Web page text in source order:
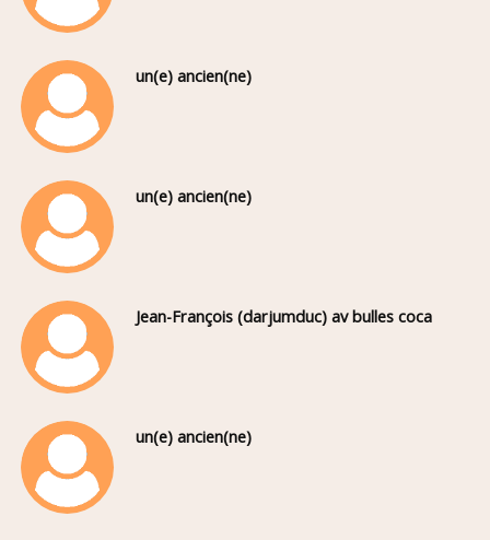
un(e) ancien(ne)
un(e) ancien(ne)
Jean-François (darjumduc) av bulles coca
un(e) ancien(ne)